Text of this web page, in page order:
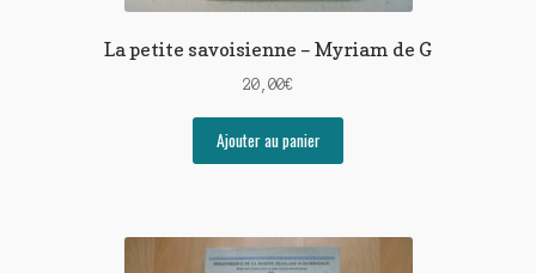
La petite savoisienne – Myriam de G
20,00€
Ajouter au panier